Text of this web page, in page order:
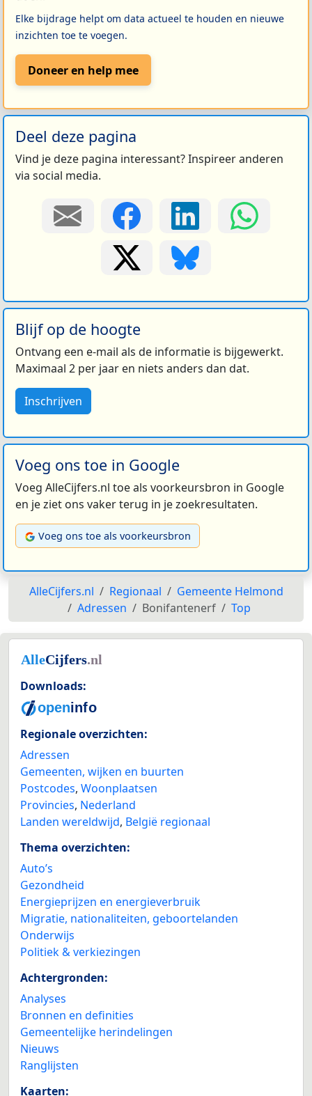
Elke bijdrage helpt om data actueel te houden en nieuwe
inzichten toe te voegen.
Doneer en help mee
Deel deze pagina
Vind je deze pagina interessant? Inspireer anderen
via social media.
Blijf op de hoogte
Ontvang een e-mail als de informatie is bijgewerkt.
Maximaal 2 per jaar en niets anders dan dat.
Inschrijven
Voeg ons toe in Google
Voeg AlleCijfers.nl toe als voorkeursbron in Google
en je ziet ons vaker terug in je zoekresultaten.
Voeg ons toe als voorkeursbron
AlleCijfers.nl Regionaal
Gemeente Helmond
Adressen
Bonifantenerf Top
Downloads:
Regionale overzichten:
Adressen
Gemeenten, wijken en buurten
Postcodes, Woonplaatsen
Provincies, Nederland
Landen wereldwijd, België regionaal
Thema overzichten:
Auto’s
Gezondheid
Energieprijzen en energieverbruik
Migratie, nationaliteiten, geboortelanden
Onderwijs
Politiek & verkiezingen
Achtergronden:
Analyses
Bronnen en definities
Gemeentelijke herindelingen
Nieuws
Ranglijsten
Kaarten: